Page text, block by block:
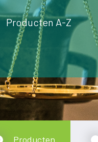
Producten A-Z
Producten